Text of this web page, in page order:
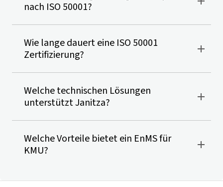
nach ISO 50001?
Wie lange dauert eine ISO 50001
Zertifizierung?
Welche technischen Lösungen
unterstützt Janitza?
Welche Vorteile bietet ein EnMS für
KMU?